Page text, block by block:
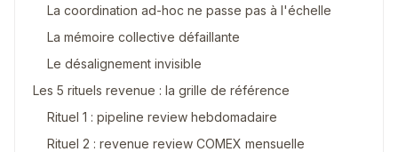
La coordination ad-hoc ne passe pas à l'échelle
La mémoire collective défaillante
Le désalignement invisible
Les 5 rituels revenue : la grille de référence
Rituel 1 : pipeline review hebdomadaire
Rituel 2 : revenue review COMEX mensuelle